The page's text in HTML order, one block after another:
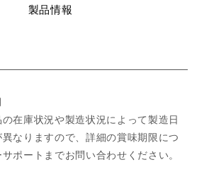
製品情報
在庫状況や製造状況によって製造日
なりますので、詳細の賞味期限につ
ポートまでお問い合わせください。